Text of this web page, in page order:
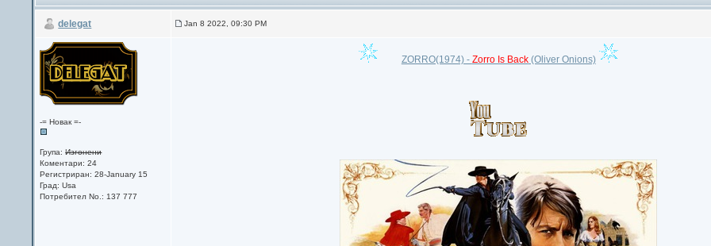
delegat Jan 8 2022, 09:30 PM
-= Новак =-
Група:Изгонени
Коментари: 24
Регистриран: 28-January 15
Град: Usa
Потребител No.: 137 777
ZORRO(1974) - Zorro Is Back(Oliver Onions)